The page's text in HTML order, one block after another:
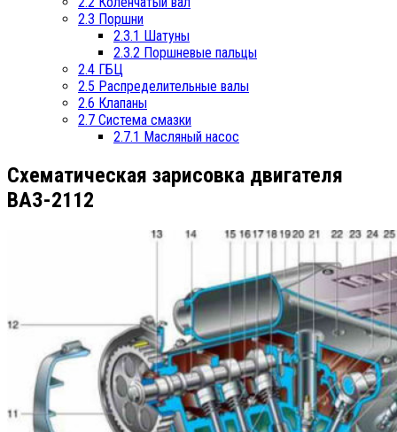
2.3 Поршни
2.3.1 Шатуны
2.3.2 Поршневые пальцы
2.4 ГБЦ
2.5 Распределительные валы
2.6 Клапаны
2.7 Система смазки
2.7.1 Масляный насос
Схематическая зарисовка двигателя
ВАЗ-2112